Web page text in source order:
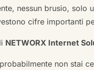
nessun brusio,
cifre importanti
NETWORX Internet
non stai